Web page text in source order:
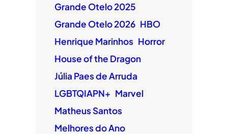
Grande Otelo 2025
Grande Otelo 2026 HBO
Henrique Marinhos Horror
House of the Dragon
Júlia Paes de Arruda
LGBTQIAPN+ Marvel
Matheus Santos
Melhores do Ano